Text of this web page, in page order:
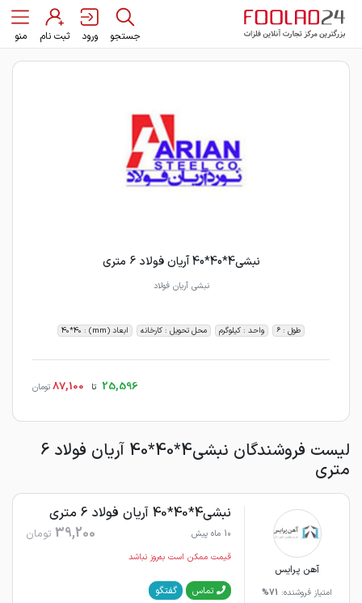
جستجو ورود ثبت نام منو
نبشی4*40*40 آریان فولاد 6 متری
نبشی آریان فولاد
طول : 6 واحد : کیلوگرم محل تحویل : کارخانه ابعاد (mm) : 40*40
25,596 تا 87,100 تومان
لیست فروشندگان نبشی4*40*40 آریان فولاد 6
متری
آهن پرایس
امتیاز فروشنده: 71%
نبشی4*40*40 آریان فولاد 6 متری
10 ماه پیش 39,200 تومان
قیمت ممکن است به‌روز نباشد
تماس گفتگو